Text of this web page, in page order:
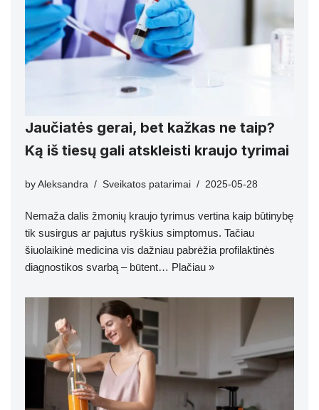
Jaučiatės gerai, bet kažkas ne taip?
Ką iš tiesų gali atskleisti kraujo tyrimai
by Aleksandra Sveikatos patarimai 2025-05-28
Nemaža dalis žmonių kraujo tyrimus vertina kaip būtinybę
tik susirgus ar pajutus ryškius simptomus. Tačiau
šiuolaikinė medicina vis dažniau pabrėžia profilaktinės
diagnostikos svarbą – būtent… Plačiau »